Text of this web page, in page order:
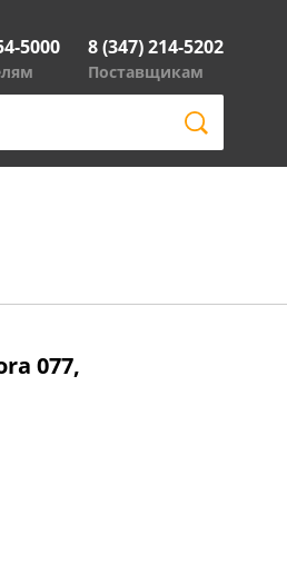
5000 8 (347) 214-5202
Поставщикам
077,